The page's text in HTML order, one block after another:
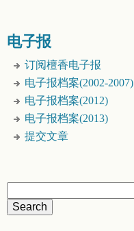
电子报
订阅檀香电子报
电子报档案(2002-2007)
电子报档案(2012)
电子报档案(2013)
提交文章